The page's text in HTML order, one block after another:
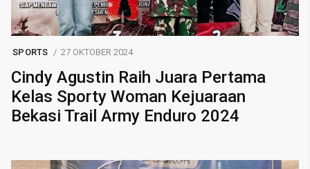
SPORTS 27 OKTOBER 2024
Cindy Agustin Raih Juara Pertama
Kelas Sporty Woman Kejuaraan
Bekasi Trail Army Enduro 2024